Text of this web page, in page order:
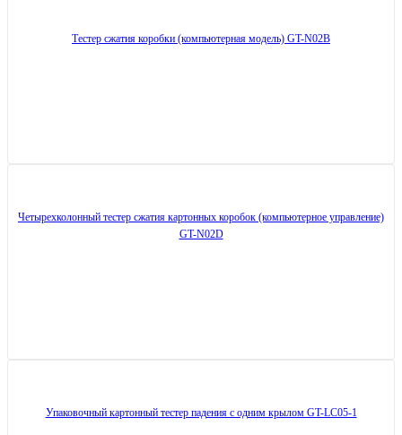
Тестер сжатия коробки (компьютерная модель) GT-N02B
Четырехколонный тестер сжатия картонных коробок (компьютерное управление)
GT-N02D
Упаковочный картонный тестер падения с одним крылом GT-LC05-1